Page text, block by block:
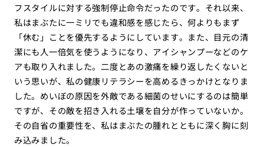
フスタイルに対する強制停止命令だったのです。それ以来、
私はまぶたに一ミリでも違和感を感じたら、何よりもまず
「休む」ことを優先するようにしています。また、目元の清
潔にも人一倍気を使うようになり、アイシャンプーなどのケ
アも取り入れました。二度とあの激痛を繰り返したくないと
いう思いが、私の健康リテラシーを高めるきっかけとなりま
した。めいぼの原因を外敵である細菌のせいにするのは簡単
ですが、その敵を招き入れる土壌を自分が作っていないか。
その自省の重要性を、私はまぶたの腫れとともに深く胸に刻
み込みました。